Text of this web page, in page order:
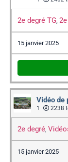
2e degré TG
15 janvier 2025
Vidéo de
1 2238
2e degré
15 janvier 2025